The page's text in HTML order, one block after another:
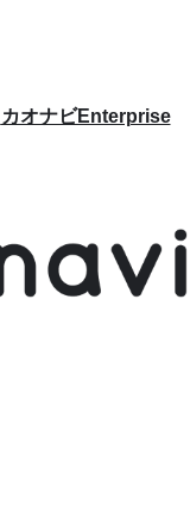
カオナビEnterprise